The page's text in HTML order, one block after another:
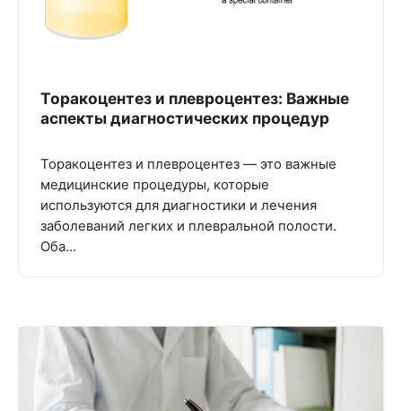
Торакоцентез и плевроцентез: Важные
аспекты диагностических процедур
Торакоцентез и плевроцентез — это важные
медицинские процедуры, которые
используются для диагностики и лечения
заболеваний легких и плевральной полости.
Оба…